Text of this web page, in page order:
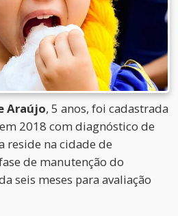
Araújo, 5 anos, foi cadastrada
em 2018 com diagnóstico de
reside na cidade de
de manutenção do
seis meses para avaliação